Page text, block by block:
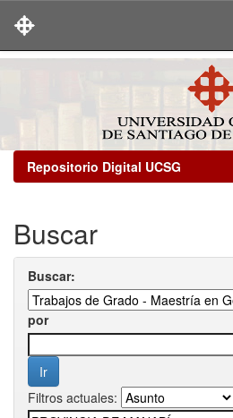
Repositorio Digital UCSG
Buscar
Buscar:
por
Filtros actuales: